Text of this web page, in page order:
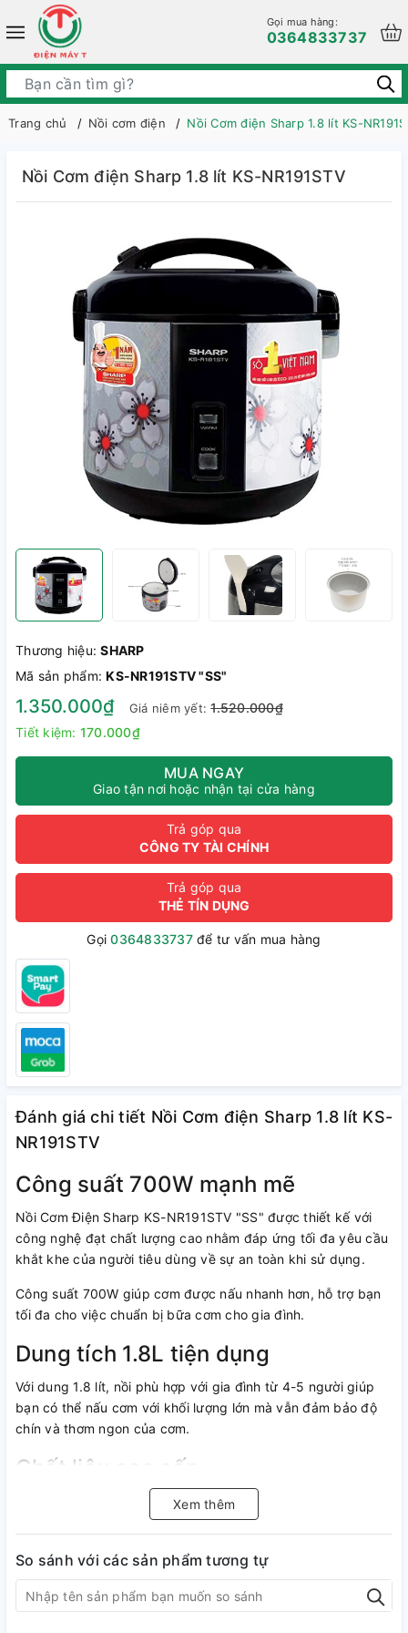
Gọi mua hàng:
0364833737
Trang chủ Nồi cơm điện Nồi Cơm điện Sharp 1.8 lít KS-
Nồi Cơm điện Sharp 1.8 lít KS-NR191STV
Thương hiệu:SHARP
Mã sản phẩm:KS-NR191STV "SS"
1.350.000₫ Giá niêm yết:1.520.000₫
Tiết kiệm: 170.000₫
MUA NGAY
Giao tận nơi hoặc nhận tại cửa hàng
Trả góp qua
CÔNG TY TÀI CHÍNH
Trả góp qua
THẺ TÍN DỤNG
Gọi0364833737để tư vấn mua hàng
Đánh giá chi tiết Nồi Cơm điện Sharp 1.8 lít KS-
NR191STV
Công suất 700W mạnh mẽ
Nồi Cơm Điện Sharp KS-NR191STV "SS" được thiết kế với
công nghệ đạt chất lượng cao nhằm đáp ứng tối đa yêu cầu
khắt khe của người tiêu dùng về sự an toàn khi sử dụng.
Công suất 700W giúp cơm được nấu nhanh hơn, hỗ trợ bạn
tối đa cho việc chuẩn bị bữa cơm cho gia đình.
Dung tích 1.8L tiện dụng
Với dung 1.8 lít, nồi phù hợp với gia đình từ 4-5 người giúp
bạn có thể nấu cơm với khối lượng lớn mà vẫn đảm bảo độ
chín và thơm ngon của cơm.
Chất liệu cao cấp
Lòng nồi với chất liệu cao cấp có khả năng hấp thu nhiệt
nhanh, tỏa nhiệt đều đồng thời được phủ lớp men chống
nhẹ nhàng hơn.
Thân nồi với chất liệu inox chịu lực, chịu nhiệt tốt mang đến
Xem thêm
So sánh với các sản phẩm tương tự